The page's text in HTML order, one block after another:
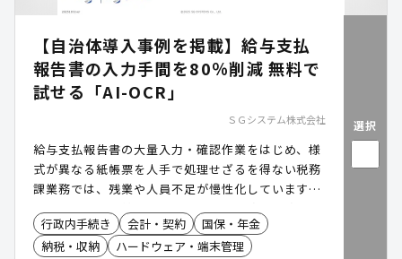
【自治体導入事例を掲載】給与支払
報告書の入力手間を80％削減 無料で
試せる「AI-OCR」
ＳＧシステム株式会社
給与支払報告書の大量入力・確認作業をはじめ、様
式が異なる紙帳票を人手で処理せざるを得ない税務
課業務では、残業や人員不足が慢性化しています。
本サービスは、給与支払報告書など税務課業務に特
化したAI-OCRにより、事前レイアウト登録なしで
非定型・手書き帳票も最大99.9%(※)の高精度でデ
行政内手続き 会計・契約
国保・年金
納税・収納
ハードウェア・端末管理
選択